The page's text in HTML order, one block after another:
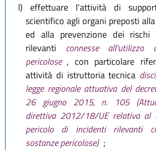
l) effettuare l'attività di
scientifico agli organi preposti
ed alla prevenzione dei rischi
rilevanti connesse all'utilizzo
pericolose , con particolare
attività di istruttoria tecnica
legge regionale attuativa del
26 giugno 2015, n. 105
direttiva 2012/18/UE relativa al
pericolo di incidenti rilevanti
sostanze pericolose) ;